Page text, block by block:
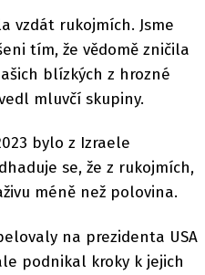
vzdát rukojmích. Jsme
tím, že vědomě zničila
blízkých z hrozné
mluvčí skupiny.
bylo z Izraele
se, že z rukojmích,
méně než polovina.
na prezidenta USA
podnikal kroky k jejich